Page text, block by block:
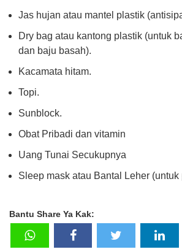
Jas hujan atau mantel plastik
Dry bag atau kantong plastik (untuk
dan baju basah).
Kacamata hitam.
Topi.
Sunblock.
Obat Pribadi dan vitamin
Uang Tunai Secukupnya
Sleep mask atau Bantal Leher
Bantu Share Ya Kak: